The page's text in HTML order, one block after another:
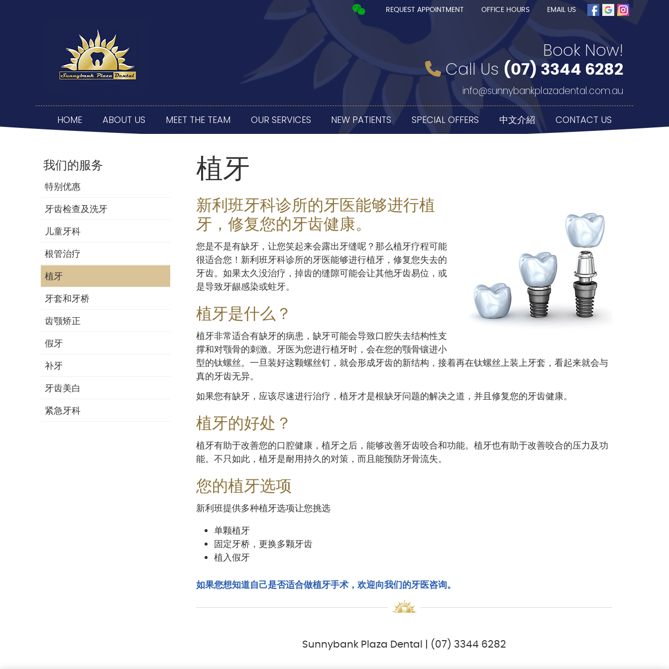
EMAIL US
OFFICE HOURS
REQUEST APPOINTMENT
Book Now!
Call Us (07) 3344 6282
info@sunnybankplazadental.com.au
HOME ABOUT US MEET THE TEAM OUR SERVICES NEW PATIENTS SPECIAL OFFERS 中文介紹 CONTACT US
植牙
新利班牙科诊所的牙医能够进行植
牙，修复您的牙齿健康。
您是不是有缺牙，让您笑起来会露出牙缝呢？那么植牙疗程可能
很适合您！新利班牙科诊所的牙医能够进行植牙，修复您失去的
牙齿。如果太久没治疗，掉齿的缝隙可能会让其他牙齿易位，或
是导致牙龈感染或蛀牙。
植牙是什么？
植牙非常适合有缺牙的病患，缺牙可能会导致口腔失去结构性支
撑和对颚骨的刺激。牙医为您进行植牙时，会在您的颚骨镶进小
型的钛螺丝。一旦装好这颗螺丝钉，就会形成牙齿的新结构，接着再在钛螺丝上装上牙套，看起来就会与
真的牙齿无异。
如果您有缺牙，应该尽速进行治疗，植牙才是根缺牙问题的解决之道，并且修复您的牙齿健康。
植牙的好处？
植牙有助于改善您的口腔健康，植牙之后，能够改善牙齿咬合和功能。植牙也有助于改善咬合的压力及功
能。不只如此，植牙是耐用持久的对策，而且能预防牙骨流失。
您的植牙选项
新利班提供多种植牙选项让您挑选
单颗植牙
固定牙桥，更换多颗牙齿
植入假牙
如果您想知道自己是否适合做植牙手术，欢迎向我们的牙医咨询。
Sunnybank Plaza Dental | (07) 3344 6282
我们的服务
特别优惠
牙齿检查及洗牙
儿童牙科
根管治疗
植牙
牙套和牙桥
齿颚矫正
假牙
补牙
牙齿美白
紧急牙科